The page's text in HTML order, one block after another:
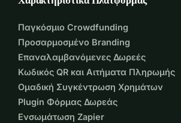
Παγκόσμιο Crowdfunding
Προσαρμοσμένο Branding
Επαναλαμβανόμενες Δωρεές
Κωδικός QR και Αιτήματα Πληρωμής
Ομαδική Συγκέντρωση Χρημάτων
Plugin Φόρμας Δωρεάς
Ενσωμάτωση Zapier